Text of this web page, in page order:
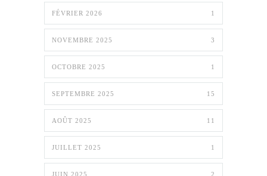
FÉVRIER 2026 1
NOVEMBRE 2025 3
OCTOBRE 2025 1
SEPTEMBRE 2025 15
AOÛT 2025 11
JUILLET 2025 1
JUIN 2025 2